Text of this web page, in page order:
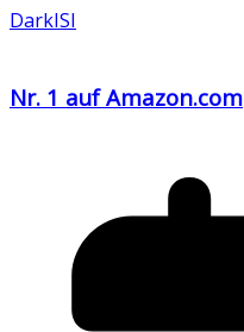
DarkISI
Nr. 1 auf Amazon.com